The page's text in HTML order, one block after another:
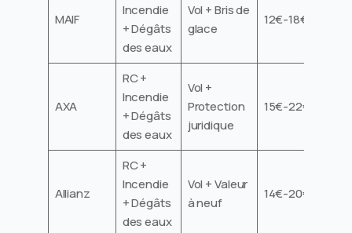
MAIF
Incendie
+ Dégâts
des eaux
Vol + Bris de
glace
12€-18€
AXA
RC +
Incendie
+ Dégâts
des eaux
Vol +
Protection
juridique
15€-22€
Allianz
RC +
Incendie
+ Dégâts
des eaux
Vol + Valeur
à neuf
14€-20€